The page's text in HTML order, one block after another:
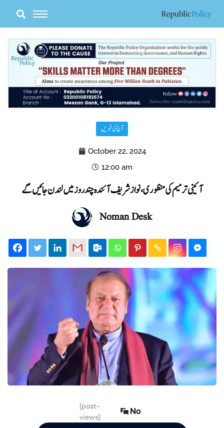
content
آج کی خبریں
October 22, 2024
12:00 am
آئینی ترمیم کی منظوری، نواز شریف آئندہ چند روز میں لندن جائیں گے
Noman Desk
[post-
views]
No